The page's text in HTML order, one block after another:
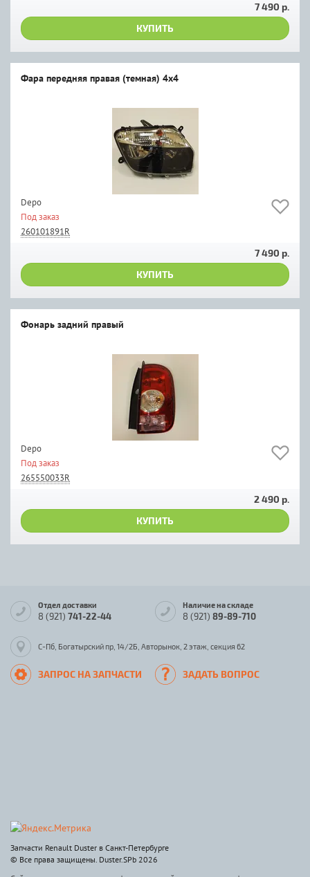
7 490 р.
КУПИТЬ
Фара передняя правая (темная) 4х4
Depo
Под заказ
260101891R
7 490 р.
КУПИТЬ
Фонарь задний правый
Depo
Под заказ
265550033R
2 490 р.
КУПИТЬ
Отдел доставки
8 (921) 741-22-44
Наличие на складе
8 (921) 89-89-710
С-Пб, Богатырский пр, 14/2Б, Авторынок, 2 этаж, секция 62
ЗАПРОС НА ЗАПЧАСТИ ЗАДАТЬ ВОПРОС
Запчасти Renault Duster в Санкт-Петербурге
© Все права защищены. Duster.SPb 2026